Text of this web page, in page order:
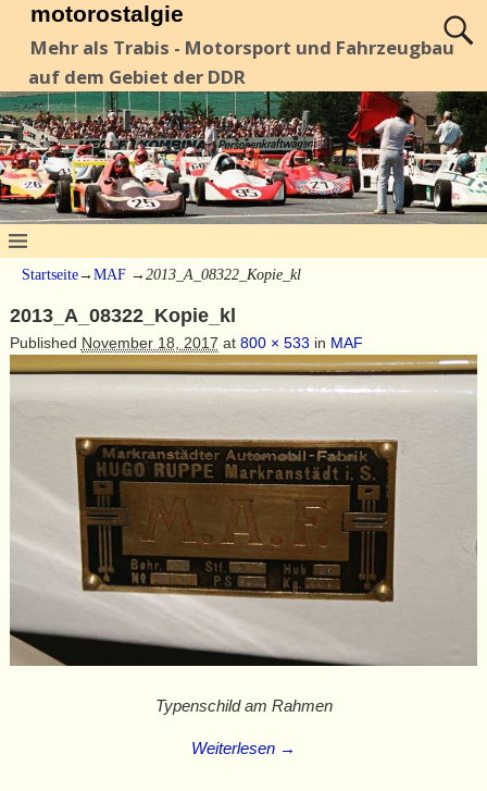
motorostalgie
Mehr als Trabis - Motorsport und Fahrzeugbau
auf dem Gebiet der DDR
Startseite→ MAF → 2013_A_08322_Kopie_kl
2013_A_08322_Kopie_kl
Published November 18, 2017 at 800 × 533 in MAF
Typenschild am Rahmen
Weiterlesen →